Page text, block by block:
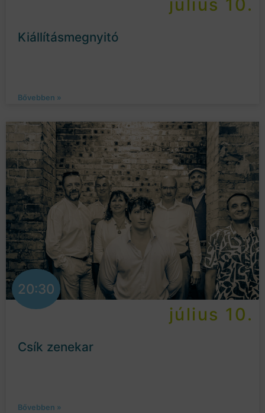
július 10.
Kiállításmegnyitó
Bővebben »
20:30
július 10.
Csík zenekar
Bővebben »